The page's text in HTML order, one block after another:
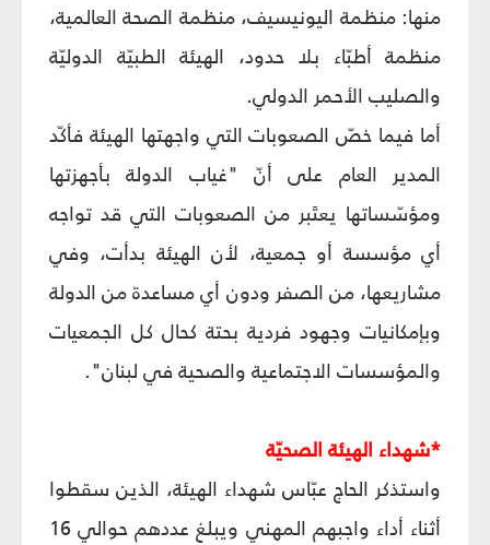
منها: منظمة اليونيسيف، منظمة الصحة العالمية،
منظمة أطبّاء بلا حدود، الهيئة الطبيّة الدوليّة
والصليب الأحمر الدولي.
أما فيما خصّ الصعوبات التي واجهتها الهيئة فأكّد
المدير العام على أنّ "غياب الدولة بأجهزتها
ومؤسّساتها يعتَبر من الصعوبات التي قد تواجه
أي مؤسسة أو جمعية، لأن الهيئة بدأت، وفي
مشاريعها، من الصفر ودون أي مساعدة من الدولة
وبإمكانيات وجهود فردية بحتة كحال كل الجمعيات
والمؤسسات الاجتماعية والصحية في لبنان".
*شهداء الهيئة الصحيّة
واستذكر الحاج عبّاس شهداء الهيئة، الذين سقطوا
أثناء أداء واجبهم المهني ويبلغ عددهم حوالي 16